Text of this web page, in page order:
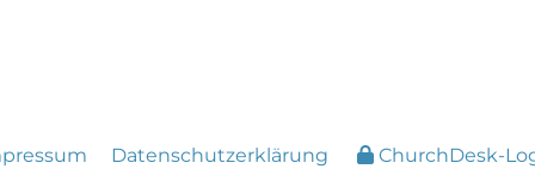
Datenschutzerklärung ChurchDesk-